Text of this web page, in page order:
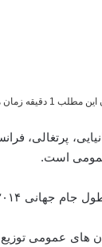
1 دقیقه زمان میبرد
به زبانهای اسپانیایی، پرتغالی،
عمومی است.
های عمومی